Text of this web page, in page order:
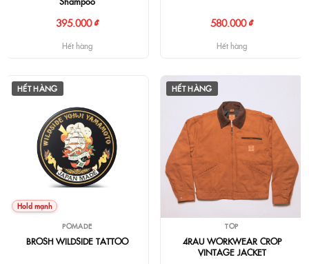
395.000 ₫
Hết hàng
580.000 ₫
Hết hàng
HẾT HÀNG
Hold mạnh
POMADE
BROSH WILDSIDE TATTOO
HẾT HÀNG
TOP
4RAU WORKWEAR CROP
VINTAGE JACKET